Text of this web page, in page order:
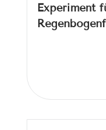
Experiment